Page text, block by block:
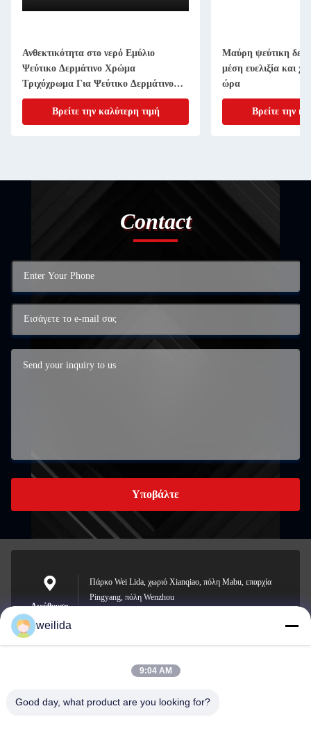
Ανθεκτικότητα στο νερό Εμύλιο
Ψεύτικο Δερμάτινο Χρώμα
Τριχόχρωμα Για Ψεύτικο Δερμάτινο
Top Σύσταση
Βρείτε την καλύτερη τιμή
Μαύρη ψεύτικη
μέση ευελιξία και
ώρα
Βρείτε την
Contact
Υποβάλτε
Διεύθυνση
Πάρκο Wei Lida, χωριό Xianqiao, πόλη Mabu, επαρχία
Pingyang, πόλη Wenzhou
E-mail
1013008132@qq.com
weilida
9:04 AM
Good day, what product are you looking for?